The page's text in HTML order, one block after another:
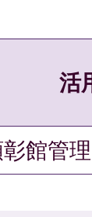
活
館管